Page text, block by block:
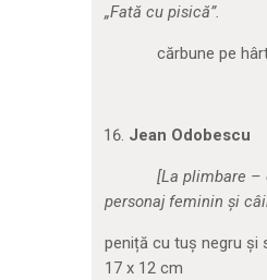
„Fată cu pisică”.
cărbune pe
Jean Odobescu
[La plimbare
personaj feminin și
peniță cu tuș negru și
17 x 12 cm